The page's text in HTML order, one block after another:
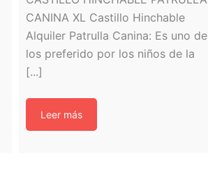
CANINA XL Castillo Hinchable
Alquiler Patrulla Canina: Es uno de
los preferido por los niños de la
[...]
Leer más